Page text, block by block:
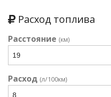
Расход топлива
Расстояние (км)
Расход (л/100км)